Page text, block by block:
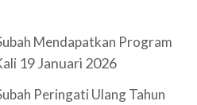
Mendapatkan Program
19 Januari 2026
Peringati Ulang Tahun